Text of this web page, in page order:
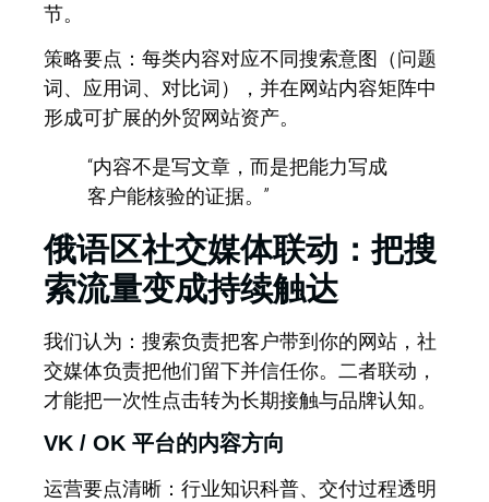
节。
策略要点： 每类内容对应不同搜索意图（问题
词、应用词、对比词），并在网站内容矩阵中
形成可扩展的外贸网站资产。
“内容不是写文章，而是把能力写成
客户能核验的证据。”
俄语区社交媒体联动：把搜
索流量变成持续触达
我们认为：搜索负责把客户带到你的网站，社
交媒体负责把他们留下并信任你。二者联动，
才能把一次性点击转为长期接触与品牌认知。
VK / OK 平台的内容方向
运营要点清晰：行业知识科普、交付过程透明